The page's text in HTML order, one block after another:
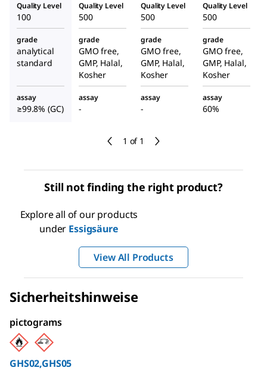
1 of 1
Quality Level
100
Quality Level
500
Quality Level
500
Quality Level
500
grade
analytical
standard
grade
GMO free,
GMP, Halal,
Kosher
grade
GMO free,
GMP, Halal,
Kosher
grade
GMO free,
GMP, Halal,
Kosher
assay
≥99.8% (GC)
assay
-
assay
-
assay
60%
Still not finding the right product?
Explore all of our products
under Essigsäure
View All Products
Sicherheitshinweise
pictograms
GHS02,GHS05